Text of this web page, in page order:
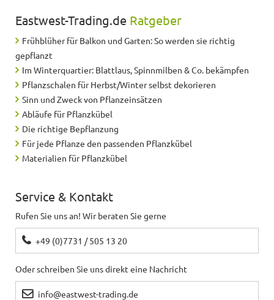
Eastwest-Trading.de Ratgeber
Frühblüher für Balkon und Garten: So werden sie richtig
gepflanzt
Im Winterquartier: Blattlaus, Spinnmilben & Co. bekämpfen
Pflanzschalen für Herbst/Winter selbst dekorieren
Sinn und Zweck von Pflanzeinsätzen
Abläufe für Pflanzkübel
Die richtige Bepflanzung
Für jede Pflanze den passenden Pflanzkübel
Materialien für Pflanzkübel
Service & Kontakt
Rufen Sie uns an! Wir beraten Sie gerne
+49 (0)7731 / 505 13 20
Oder schreiben Sie uns direkt eine Nachricht
info@eastwest-trading.de